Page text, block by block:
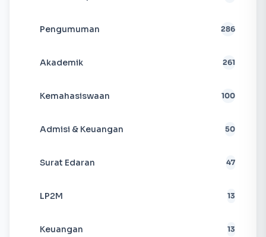
Pengumuman 286
Akademik 261
Kemahasiswaan 100
Admisi & Keuangan 50
Surat Edaran 47
LP2M 13
Keuangan 13